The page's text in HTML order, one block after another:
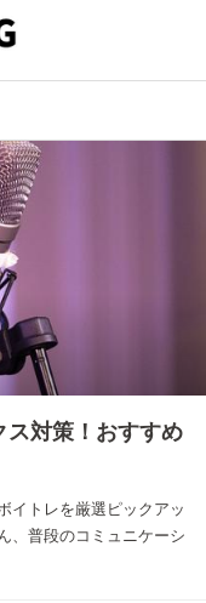
ス対策！おすすめ
イトレを厳選ピックアッ
、普段のコミュニケーシ